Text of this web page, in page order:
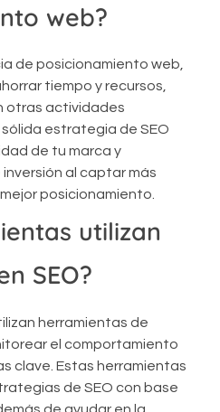
web?
de posicionamiento web,
tiempo y recursos,
otras actividades
estrategia de SEO
de tu marca y
al captar más
posicionamiento.
utilizan
SEO?
herramientas de
el comportamiento
clave. Estas herramientas
de SEO con base
de ayudar en la